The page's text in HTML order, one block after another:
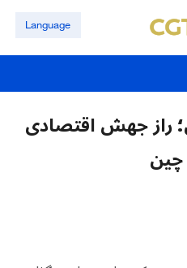
Language
راز جهش اقتصادی